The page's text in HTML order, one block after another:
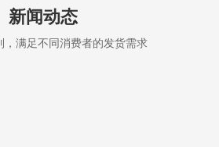
新闻动态
，满足不同消费者的发货需求